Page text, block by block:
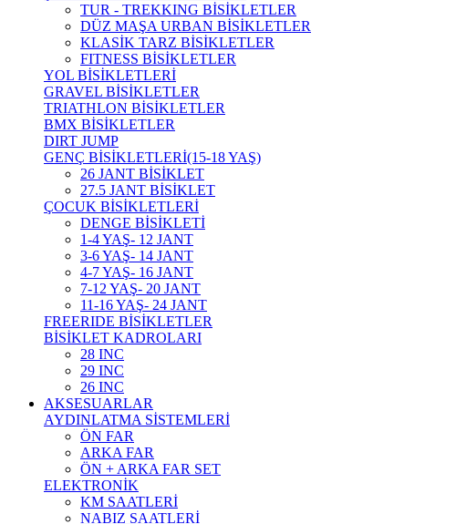
TUR - TREKKING BİSİKLETLER
DÜZ MAŞA URBAN BİSİKLETLER
KLASİK TARZ BİSİKLETLER
FITNESS BİSİKLETLER
YOL BİSİKLETLERİ
GRAVEL BİSİKLETLER
TRIATHLON BİSİKLETLER
BMX BİSİKLETLER
DIRT JUMP
GENÇ BİSİKLETLERİ(15-18 YAŞ)
26 JANT BİSİKLET
27.5 JANT BİSİKLET
ÇOCUK BİSİKLETLERİ
DENGE BİSİKLETİ
1-4 YAŞ- 12 JANT
3-6 YAŞ- 14 JANT
4-7 YAŞ- 16 JANT
7-12 YAŞ- 20 JANT
11-16 YAŞ- 24 JANT
FREERIDE BİSİKLETLER
BİSİKLET KADROLARI
28 INC
29 INC
26 INC
AKSESUARLAR
AYDINLATMA SİSTEMLERİ
ÖN FAR
ARKA FAR
ÖN + ARKA FAR SET
ELEKTRONİK
KM SAATLERİ
NABIZ SAATLERİ